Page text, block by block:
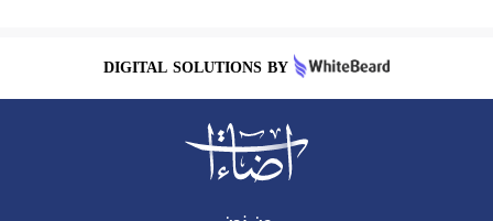
DIGITAL SOLUTIONS BY